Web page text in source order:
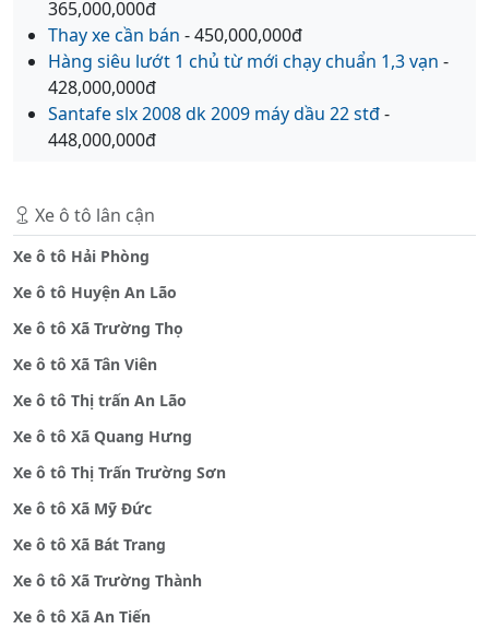
365,000,000đ
Thay xe cần bán - 450,000,000đ
Hàng siêu lướt 1 chủ từ mới chạy chuẩn 1,3 vạn -
428,000,000đ
Santafe slx 2008 dk 2009 máy dầu 22 stđ-
448,000,000đ
Xe ô tô lân cận
Xe ô tô Hải Phòng
Xe ô tô Huyện An Lão
Xe ô tô Xã Trường Thọ
Xe ô tô Xã Tân Viên
Xe ô tô Thị trấn An Lão
Xe ô tô Xã Quang Hưng
Xe ô tô Thị Trấn Trường Sơn
Xe ô tô Xã Mỹ Đức
Xe ô tô Xã Bát Trang
Xe ô tô Xã Trường Thành
Xe ô tô Xã An Tiến